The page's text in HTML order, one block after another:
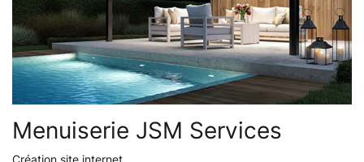
Menuiserie JSM Services